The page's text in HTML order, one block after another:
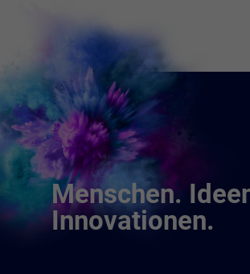
Menschen.
Innovationen.